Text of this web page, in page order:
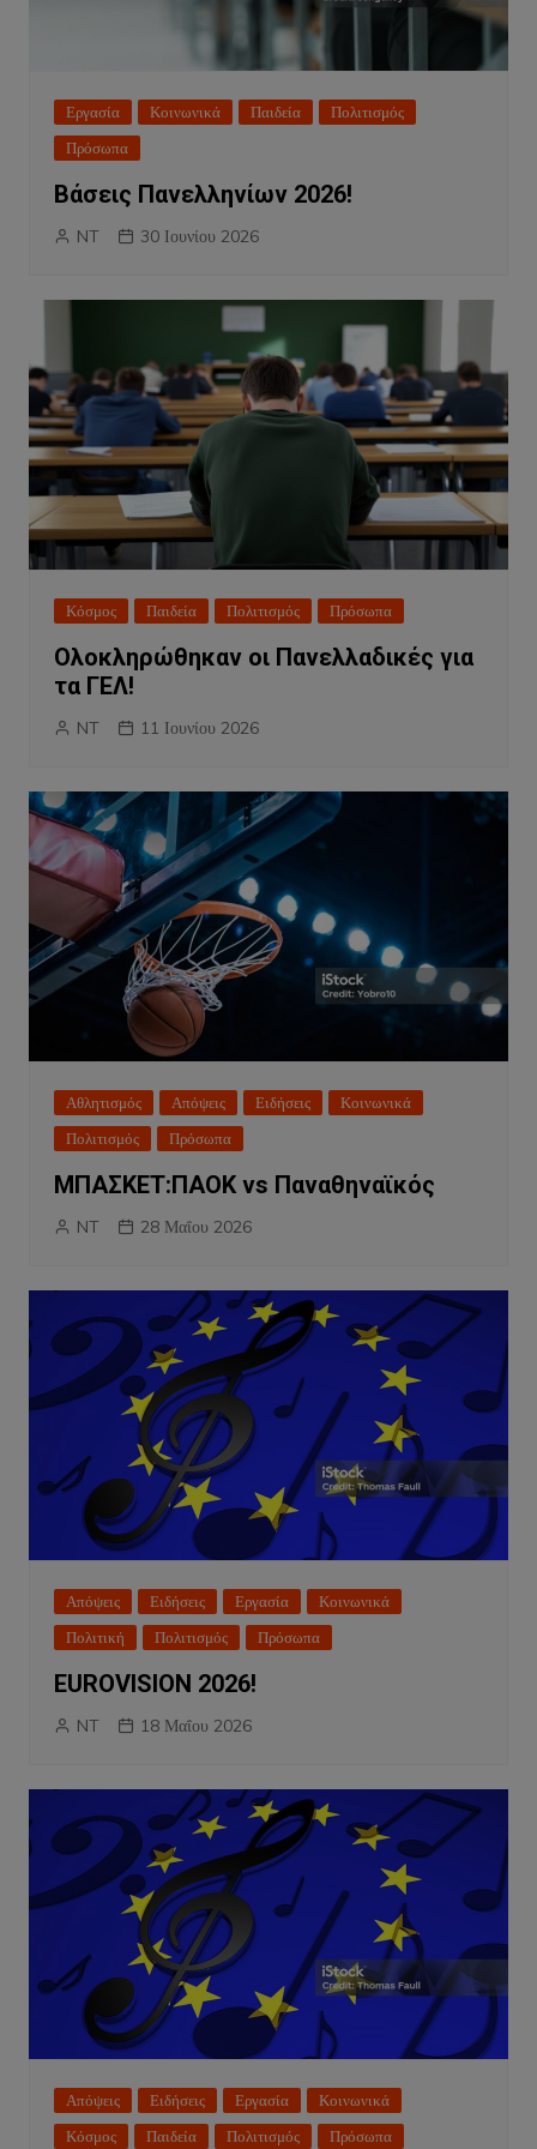
Εργασία Κοινωνικά Παιδεία
Πολιτισμός
Πρόσωπα
Βάσεις Πανελληνίων 2026!
NT 30 Ιουνίου 2026
Κόσμος Παιδεία Πολιτισμός Πρόσωπα
Ολοκληρώθηκαν οι Πανελλαδικές για
τα ΓΕΛ!
NT 11 Ιουνίου 2026
Αθλητισμός Απόψεις Ειδήσεις
Κοινωνικά
Πολιτισμός
Πρόσωπα
ΜΠΑΣΚΕΤ:ΠΑΟΚ vs Παναθηναϊκός
NT 28 Μαΐου 2026
Απόψεις Ειδήσεις Εργασία
Κοινωνικά
Πολιτική
Πολιτισμός Πρόσωπα
EUROVISION 2026!
NT 18 Μαΐου 2026
Απόψεις Ειδήσεις Εργασία
Κοινωνικά
Κόσμος
Παιδεία Πολιτισμός Πρόσωπα